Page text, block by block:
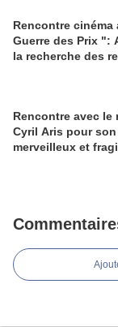
Rencontre
Guerre des Prix ":
la recherche des
Rencontre avec le
Cyril Aris pour
merveilleux et